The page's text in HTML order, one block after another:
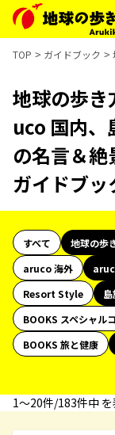
TOP ガイドブック
地球の歩
uco 国内、
の名言＆絶
ガイドブッ
すべて 地球の歩
aruco 海外
Resort Style
BOOKS スペシャル
BOOKS 旅と健康
1〜20件/183件中